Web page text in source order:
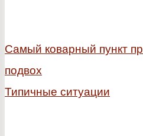
Самый коварный пункт
подвох
Типичные ситуации